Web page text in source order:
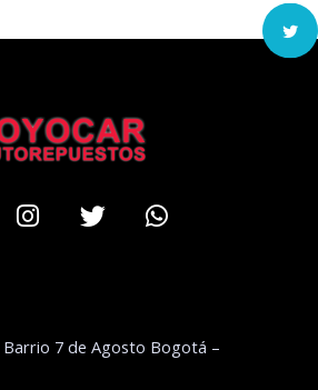
Instagram
TwitterWhatsapp
Barrio 7 de Agosto Bogotá –